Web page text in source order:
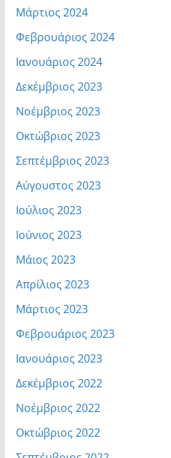
Μάρτιος 2024
Φεβρουάριος 2024
Ιανουάριος 2024
Δεκέμβριος 2023
Νοέμβριος 2023
Οκτώβριος 2023
Σεπτέμβριος 2023
Αύγουστος 2023
Ιούλιος 2023
Ιούνιος 2023
Μάιος 2023
Απρίλιος 2023
Μάρτιος 2023
Φεβρουάριος 2023
Ιανουάριος 2023
Δεκέμβριος 2022
Νοέμβριος 2022
Οκτώβριος 2022